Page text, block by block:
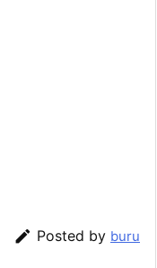
 Posted by buru